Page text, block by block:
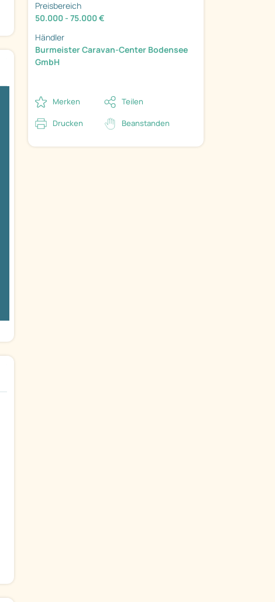
Preisbereich
50.000 - 75.000 €
Händler
Burmeister Caravan-Center Bodensee
GmbH
Merken Teilen
Drucken Beanstanden